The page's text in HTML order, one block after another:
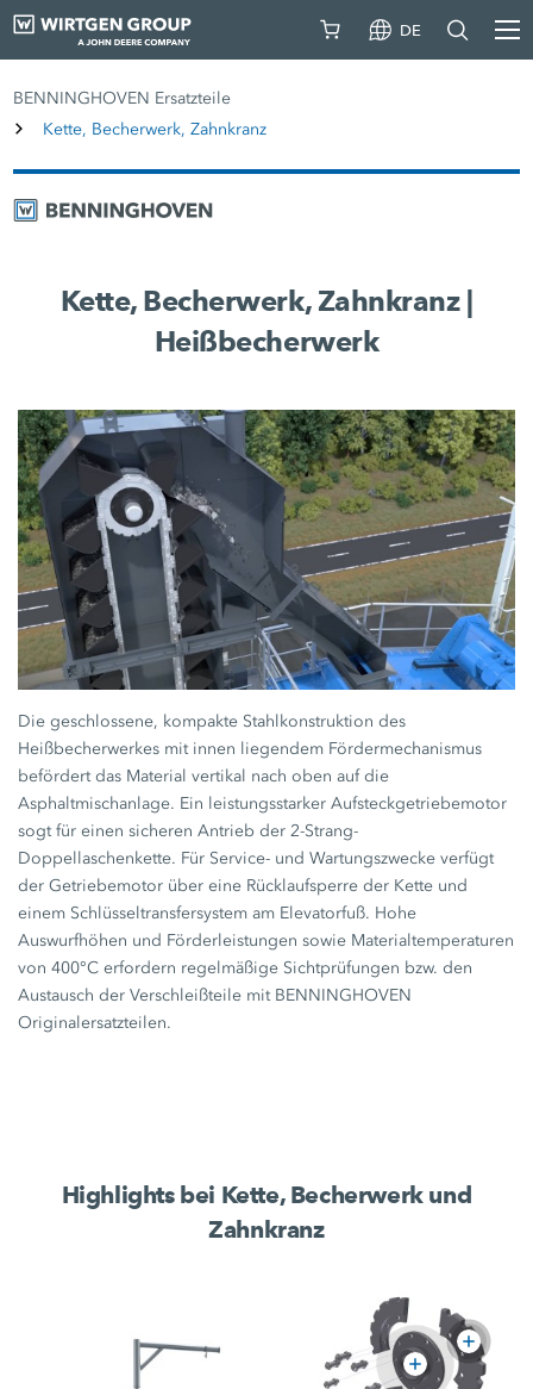
DE
BENNINGHOVEN Ersatzteile
Kette, Becherwerk, Zahnkranz
Kette, Becherwerk, Zahnkranz |
Heißbecherwerk
Die geschlossene, kompakte Stahlkonstruktion des
Heißbecherwerkes mit innen liegendem Fördermechanismus
befördert das Material vertikal nach oben auf die
Asphaltmischanlage. Ein leistungsstarker Aufsteckgetriebemotor
sogt für einen sicheren Antrieb der 2-Strang-
Doppellaschenkette. Für Service- und Wartungszwecke verfügt
der Getriebemotor über eine Rücklaufsperre der Kette und
einem Schlüsseltransfersystem am Elevatorfuß. Hohe
Auswurfhöhen und Förderleistungen sowie Materialtemperaturen
von 400°C erfordern regelmäßige Sichtprüfungen bzw. den
Austausch der Verschleißteile mit BENNINGHOVEN
Originalersatzteilen.
Highlights bei Kette, Becherwerk und
Zahnkranz